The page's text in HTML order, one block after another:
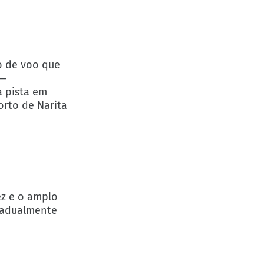
de voo que
pista em
de Narita
e o amplo